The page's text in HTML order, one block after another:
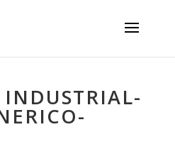
INDUSTRIAL-